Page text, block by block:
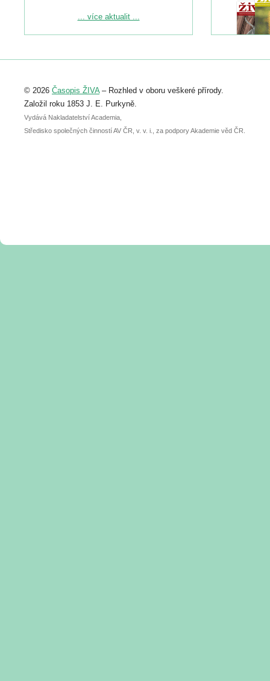
Podrobnější informace ke konferenci
Registrovat se můžete do 6. září.
abstraktu přihlášené přednášky nebo
posteru je už 30. června.
... více aktualit ...
© 2026 Časopis ŽIVA– Rozhled v oboru veškeré přírody.
Založil roku 1853 J. E. Purkyně.
Vydává Nakladatelství Academia,
Středisko společných činností AV ČR, v. v. i., za podpory Akademie věd ČR.